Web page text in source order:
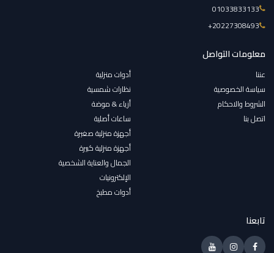
01033833133
‎+20227308493
معلومات التواصل
عننا
سياسة الخصوصية
الشروط والاحكام
اتصل بنا
أدوات منزلية
نظارات شمسية
أزياء & موضة
ساعات أصلية
أجهزة منزلية صغيرة
أجهزة منزلية كبيرة
الجمال والعناية الشخصية
الإلكترونيات
أدوات مطبخ
تابعنا